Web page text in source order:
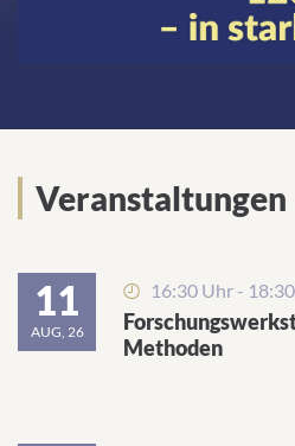
Veranstaltungen
11
AUG, 26
16:30 Uhr -
Methoden